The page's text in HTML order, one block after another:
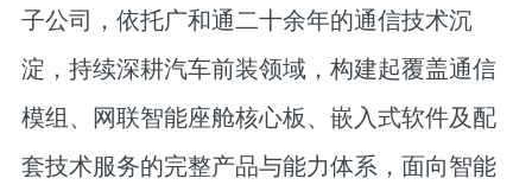
子公司，依托广和通二十余年的通信技术沉
淀，持续深耕汽车前装领域，构建起覆盖通信
模组、网联智能座舱核心板、嵌入式软件及配
套技术服务的完整产品与能力体系，面向智能